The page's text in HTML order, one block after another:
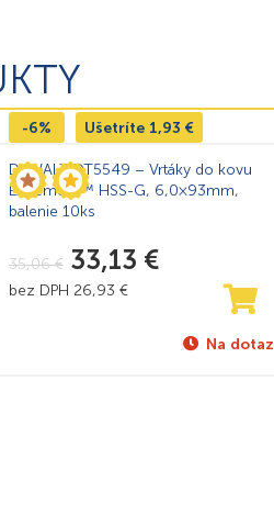
-6% Ušetríte 1,93 €
DeWALT DT5549 – Vrtáky do kovu
Extreme 2™ HSS-G, 6,0×93mm,
balenie 10ks
35,06€ 33,13 €
bez DPH 26,93 €
Na dotaz